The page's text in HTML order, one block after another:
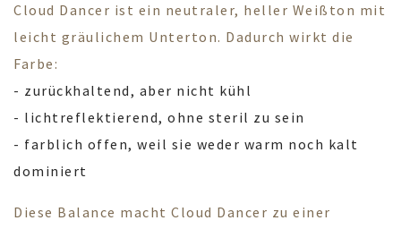
Cloud Dancer ist ein neutraler, heller Weißton mit
leicht gräulichem Unterton. Dadurch wirkt die
Farbe:
- zurückhaltend, aber nicht kühl
- lichtreflektierend, ohne steril zu sein
- farblich offen, weil sie weder warm noch kalt
dominiert
Diese Balance macht Cloud Dancer zu einer